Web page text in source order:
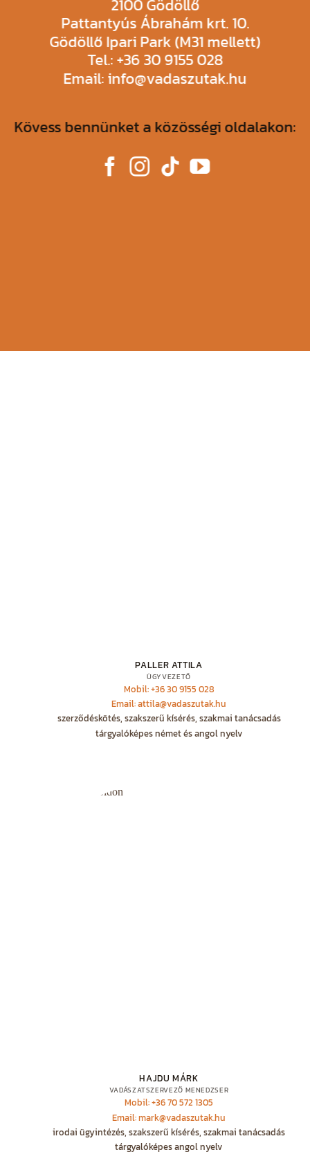
2100 Gödöllő
Pattantyús Ábrahám krt. 10.
Gödöllő Ipari Park (M31 mellett)
Tel.: +36 30 9155 028
Email: info@vadaszutak.hu
Kövess bennünket a közösségi oldalakon:
PALLER ATTILA
ÜGYVEZETŐ
Mobil: +36 30 9155 028
Email: attila@vadaszutak.hu
szerződéskötés, szakszerű kísérés, szakmai tanácsadás
tárgyalóképes német és angol nyelv
HAJDU MÁRK
VADÁSZATSZERVEZŐ MENEDZSER
Mobil: +36 70 572 1305
Email: mark@vadaszutak.hu
irodai ügyintézés, szakszerű kísérés, szakmai tanácsadás
tárgyalóképes angol nyelv